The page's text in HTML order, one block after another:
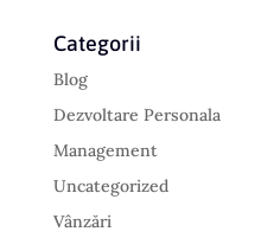
Categorii
Blog
Dezvoltare Personala
Management
Uncategorized
Vânzări